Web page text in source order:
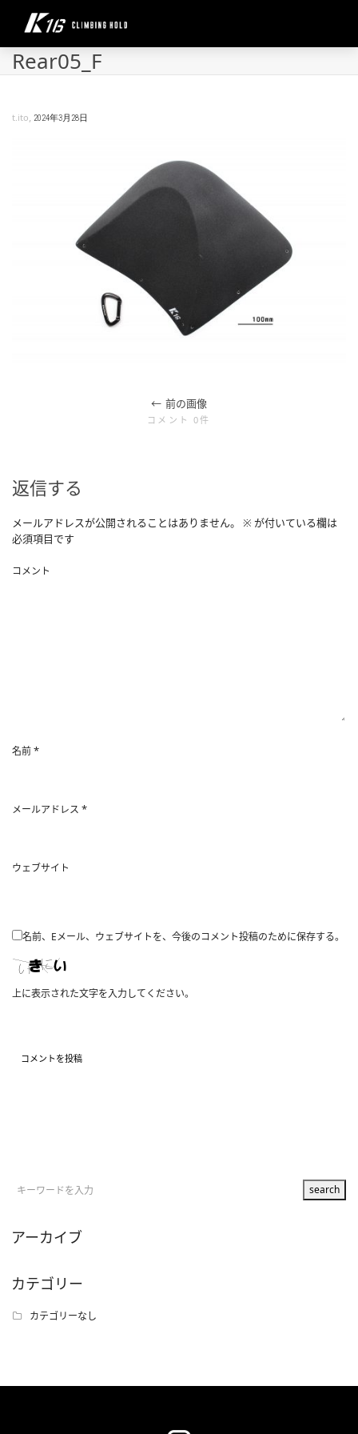
Rear05_F
t.ito, 2024年3月28日
前の画像
コメント 0件
返信する
メールアドレスが公開されることはありません。 ※ が付いている欄は
必須項目です
コメント
名前*
メールアドレス *
ウェブサイト
名前、Eメール、ウェブサイトを、今後のコメント投稿のために保存する。
上に表示された文字を入力してください。
アーカイブ
カテゴリー
カテゴリーなし